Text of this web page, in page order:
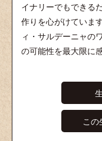
イナリーでもできる
作りを心がけていま
ィ・サルデーニャの
の可能性を最大限に
この